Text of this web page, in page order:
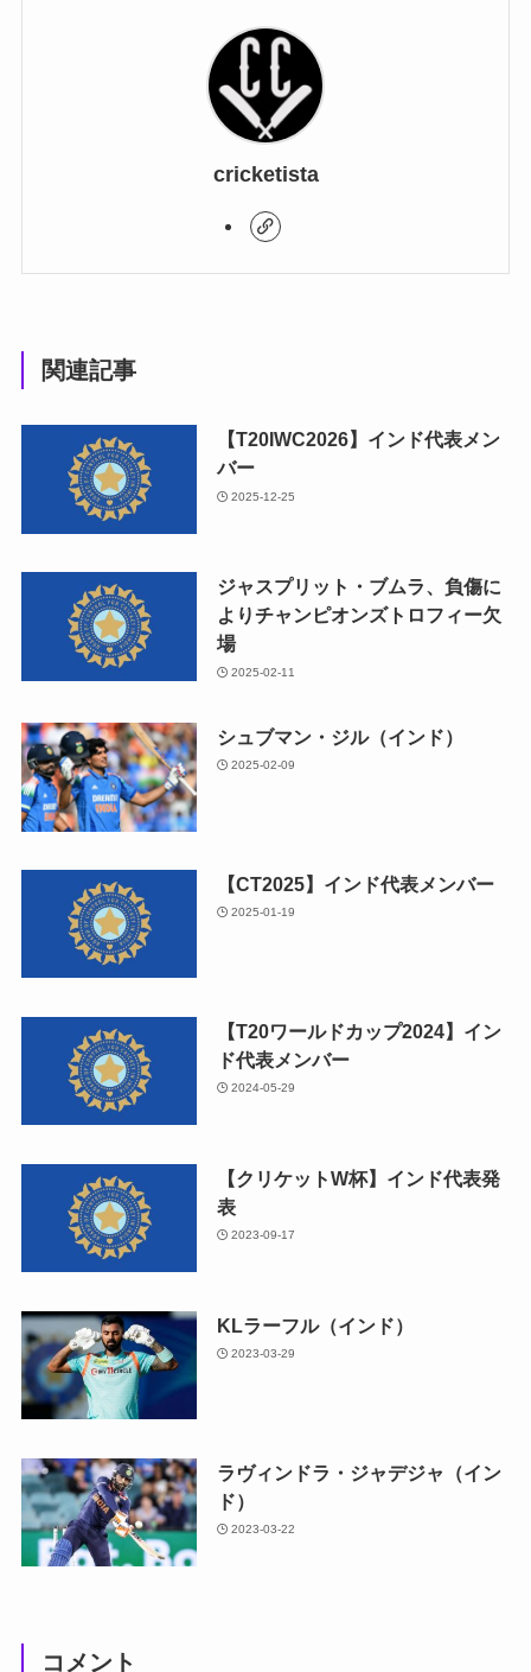
cricketista
関連記事
【T20IWC2026】インド代表メン
バー
2025-12-25
ジャスプリット・ブムラ、負傷に
よりチャンピオンズトロフィー欠
場
2025-02-11
シュブマン・ジル（インド）
2025-02-09
【CT2025】インド代表メンバー
2025-01-19
【T20ワールドカップ2024】イン
ド代表メンバー
2024-05-29
【クリケットW杯】インド代表発
表
2023-09-17
KLラーフル（インド）
2023-03-29
ラヴィンドラ・ジャデジャ（イン
ド）
2023-03-22
コメント